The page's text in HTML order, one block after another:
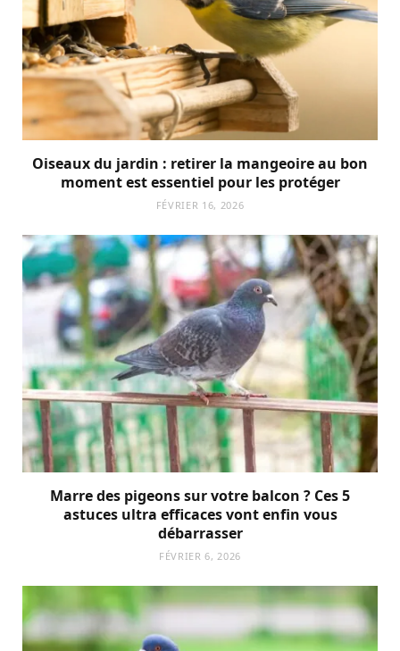
Oiseaux du jardin : retirer la mangeoire au bon
moment est essentiel pour les protéger
FÉVRIER 16, 2026
Marre des pigeons sur votre balcon ? Ces 5
astuces ultra efficaces vont enfin vous
débarrasser
FÉVRIER 6, 2026